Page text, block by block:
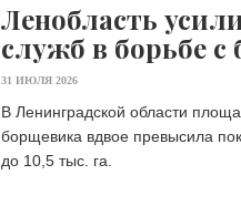
Ленобласть
служб в борьбе
31 ИЮЛЯ 2026
В Ленинградской области
борщевика вдвое превысила
до 10,5 тыс. га.